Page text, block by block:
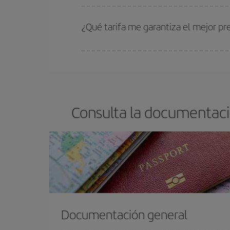
estén disponibles o se vayan agotando. Por eso,
¿Qué tarifa me garantiza el mejor
Consulta la
Documentación general